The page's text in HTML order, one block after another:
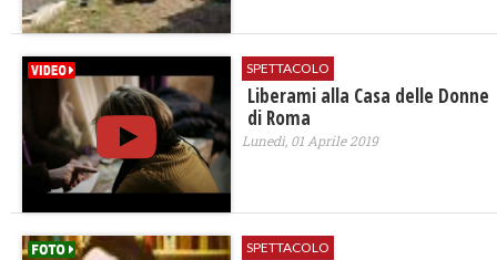
SPETTACOLO
Liberami alla Casa delle Donne
di Roma
Lunedì, 01 Aprile 2019
SPETTACOLO